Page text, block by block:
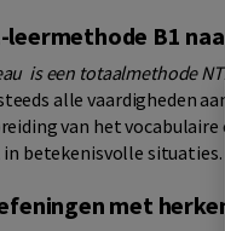
leermethode B1
is een totaalmethode
alle vaardigheden
van het
in betekenisvolle situaties.
met